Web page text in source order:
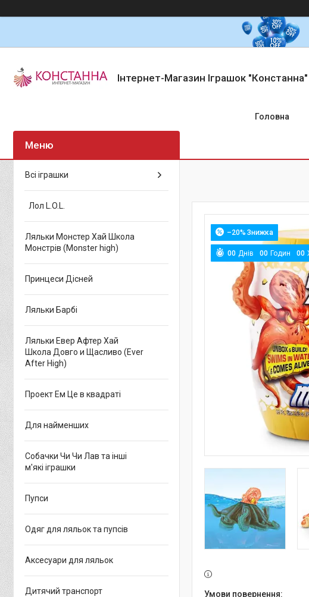
Інтернет-Магазин Іграшок "Констанна"
Головна
–20%
00 Днів 00 Годин 00
Всі іграшки
Лол L.O.L.
Ляльки Монстер Хай Школа
Монстрів (Monster high)
Принцеси Дісней
Ляльки Барбі
Ляльки Евер Афтер Хай
Школа Довго и Щасливо (Ever
After High)
Проект Ем Це в квадраті
Для найменших
Собачки Чи Чи Лав та інші
м'які іграшки
Пупси
Одяг для ляльок та пупсів
Аксесуари для ляльок
Дитячий транспорт